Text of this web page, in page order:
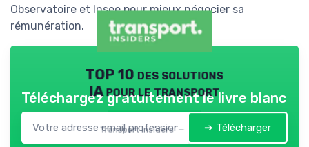
Observatoire et Insee pour mieux négocier sa
rémunération.
TOP 10 des solutions
IA pour le transport
Transport Insiders — 2026
Téléchargez gratuitement le livre blanc
➔ Télécharger